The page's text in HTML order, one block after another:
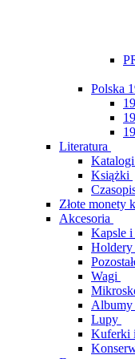
Polska
Literatura
Katalogi
Książki
Złote monety
Akcesoria
Kapsle i
Holdery
Wagi
Albumy
Lupy
Kuferki